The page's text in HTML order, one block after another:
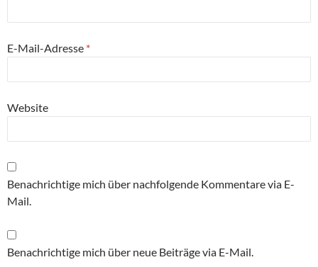
E-Mail-Adresse *
Website
Benachrichtige mich über nachfolgende Kommentare via E-
Mail.
Benachrichtige mich über neue Beiträge via E-Mail.